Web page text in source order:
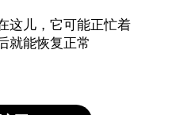
这儿，它可能正忙着
就能恢复正常